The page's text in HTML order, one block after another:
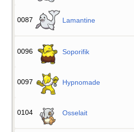
0087 Lamantine
0096 Soporifik
0097 Hypnomade
0104 Osselait